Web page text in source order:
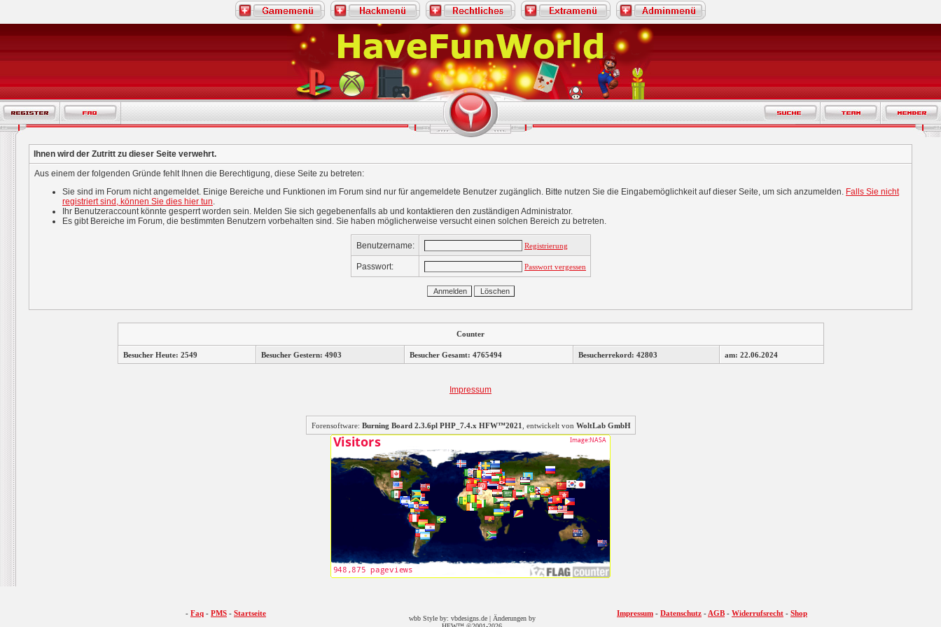
Ihnen wird der Zutritt zu dieser Seite verwehrt.
Aus einem der folgenden Gründe fehlt Ihnen die Berechtigung, diese Seite zu betreten:
Sie sind im Forum nicht angemeldet. Einige Bereiche und Funktionen im Forum sind nur für angemeldete Benutzer zugänglich. Bitte nutzen Sie die Eingabemöglichkeit auf dieser Seite, um sich anzumelden. Falls Sie nicht
registriert sind, können Sie dies hier tun.
Ihr Benutzeraccount könnte gesperrt worden sein. Melden Sie sich gegebenenfalls ab und kontaktieren den zuständigen Administrator.
Es gibt Bereiche im Forum, die bestimmten Benutzern vorbehalten sind. Sie haben möglicherweise versucht einen solchen Bereich zu betreten.
Benutzername: Registrierung
Passwort: Passwort vergessen
Counter
Besucher Heute: 2549 Besucher Gestern: 4903 Besucher Gesamt: 4765494 Besucherrekord: 42803 am: 22.06.2024
Impressum
Forensoftware: Burning Board 2.3.6pl PHP_7.4.x HFW™2021 , entwickelt von WoltLab GmbH
- Faq - PMS - Startseite
wbb Style by: vbdesigns.de | Änderungen by
Impressum - Datenschutz - AGB - Widerrufsrecht - Shop